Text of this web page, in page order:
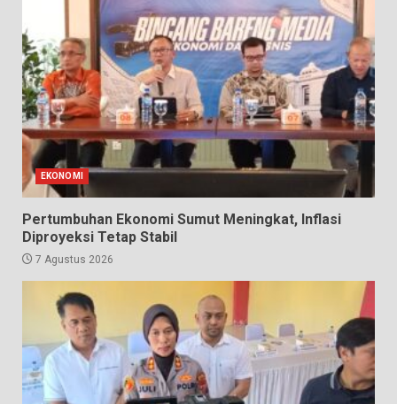
EKONOMI
Pertumbuhan Ekonomi Sumut Meningkat, Inflasi
Diproyeksi Tetap Stabil
7 Agustus 2026